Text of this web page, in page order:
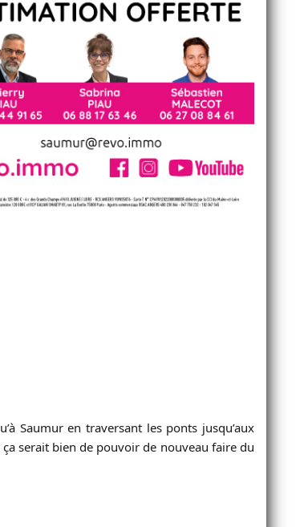
Saumur en traversant les ponts jusqu’aux
ça serait bien de pouvoir de nouveau faire du